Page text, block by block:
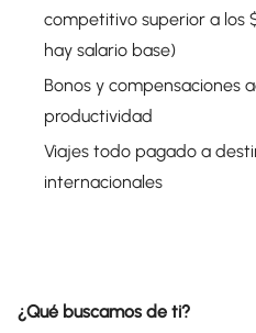
competitivo superior a los
hay salario base)
Bonos y compensaciones
productividad
Viajes todo pagado a
internacionales
¿Qué buscamos de ti?